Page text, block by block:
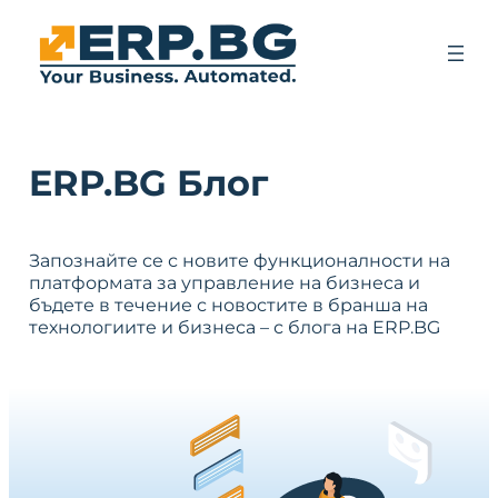
ERP.BG Блог
Запознайте се с новите функционалности на
платформата за управление на бизнеса и
бъдете в течение с новостите в бранша на
технологиите и бизнеса – с блога на ERP.BG